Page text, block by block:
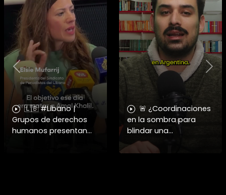
🇱🇧 #Libano |
Grupos de derechos
humanos presentan
🚨 ¿Coordinaciones
en la sombra para
blindar una
candidatura
presidencial? Nuevos
Previous